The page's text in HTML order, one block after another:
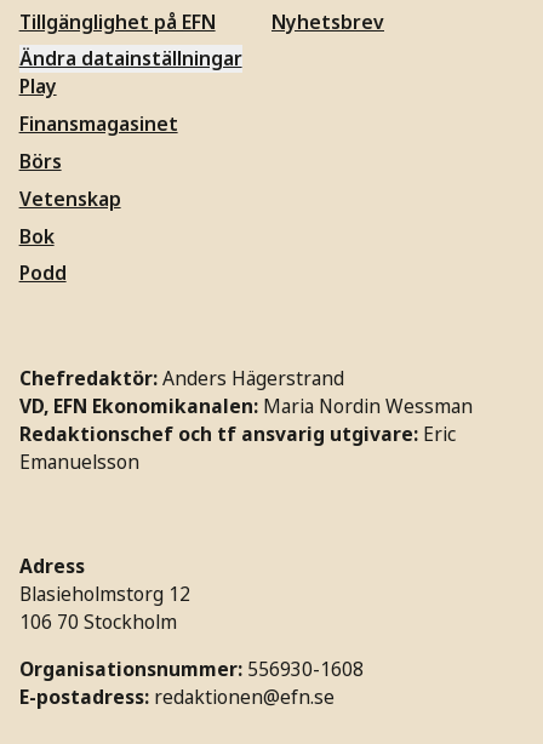
Tillgänglighet på EFN
Ändra datainställningar
Nyhetsbrev
Play
Finansmagasinet
Börs
Vetenskap
Bok
Podd
Chefredaktör:Anders Hägerstrand
VD, EFN Ekonomikanalen: Maria Nordin Wessman
Redaktionschef och tf ansvarig utgivare: Eric
Emanuelsson
Adress
Blasieholmstorg 12
106 70 Stockholm
Organisationsnummer: 556930-1608
E-postadress: redaktionen@efn.se